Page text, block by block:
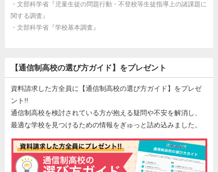
・ 文部科学省『児童生徒の問題行動・不登校等生徒指導上の諸課題に
関する調査』
・ 文部科学省『学校基本調査』
【通信制高校の選び方ガイド】をプレゼント
資料請求した方全員に【通信制高校の選び方ガイド】をプレゼ
ント!!
通信制高校を検討されている方が抱える疑問や不安を解消し、
最適な学校を見つけるための情報をぎゅっと詰め込みました。